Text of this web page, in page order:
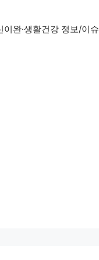
이완·생활건강 정보/이슈